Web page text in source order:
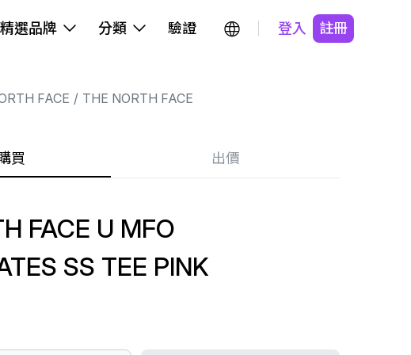
精選品牌 分類 驗證 登入 註冊
FACE THE NORTH FACE
買 出價
FACE U MFO
SS TEE PINK